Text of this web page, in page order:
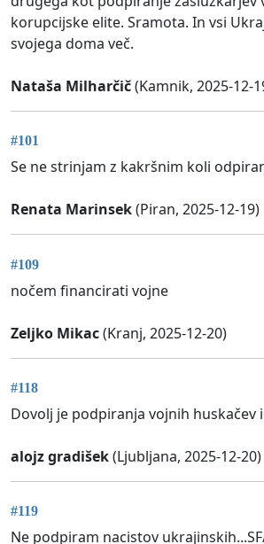
korupcijske elite. Sramota. In vsi
svojega doma več.
Nataša Milharčič(Kamnik, 2025-12-
#101
Se ne strinjam z kakršnim koli
Renata Marinsek(Piran, 2025-12-19)
#109
nočem financirati vojne
Zeljko Mikac(Kranj, 2025-12-20)
#118
Dovolj je podpiranja vojnih huskačev
alojz gradišek(Ljubljana, 2025-12-20)
#119
Ne podpiram nacistov